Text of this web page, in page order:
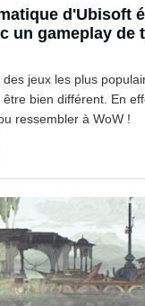
d'Ubisoft
un gameplay de
jeux les plus
bien différent. En
ressembler à WoW !